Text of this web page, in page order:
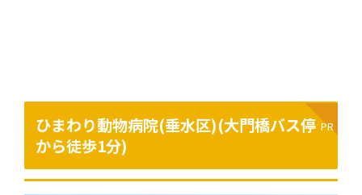
ひまわり動物病院(垂水区)(大門橋バス停
から徒歩1分)